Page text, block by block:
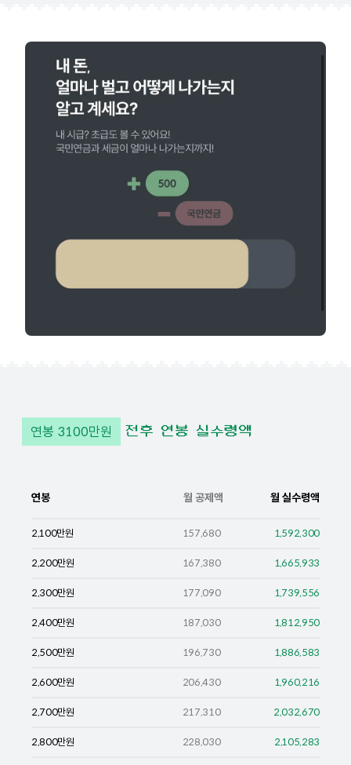
연봉 3100만원 전후 연봉 실수령액
연봉 월 공제액 월 실수령액
2,100만원 157,680 1,592,300
2,200만원 167,380 1,665,933
2,300만원 177,090 1,739,556
2,400만원 187,030 1,812,950
2,500만원 196,730 1,886,583
2,600만원 206,430 1,960,216
2,700만원 217,310 2,032,670
2,800만원 228,030 2,105,283